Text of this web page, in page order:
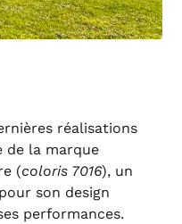
réalisations
de la marque
(coloris 7016), un
son design
performances.